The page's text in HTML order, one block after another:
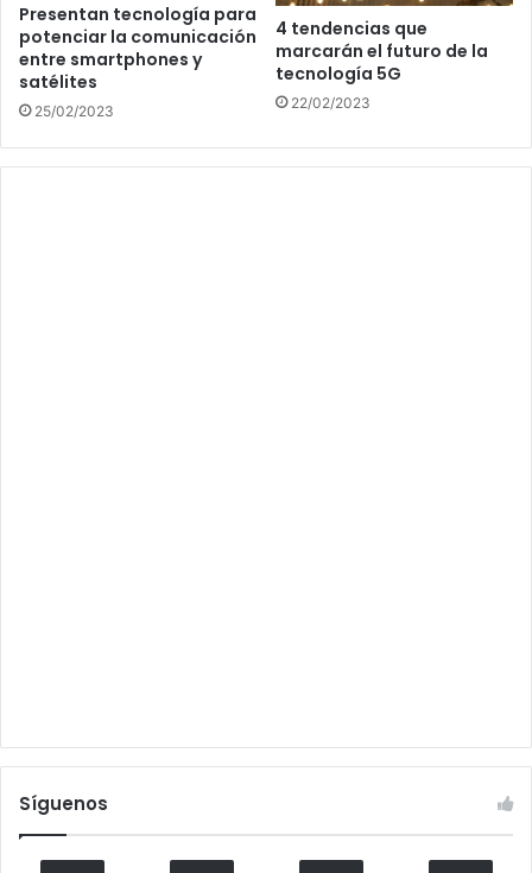
Presentan tecnología para
potenciar la comunicación
entre smartphones y
satélites
25/02/2023
4 tendencias que
marcarán el futuro de la
tecnología 5G
22/02/2023
Síguenos